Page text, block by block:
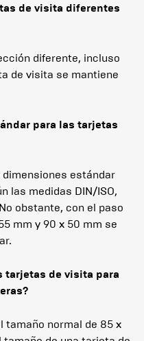
de visita diferentes
diferente, incluso
de visita se mantiene
para las tarjetas
estándar
las medidas DIN/ISO,
obstante, con el paso
mm y 90 x 50 mm se
tarjetas de visita para
tamaño normal de 85 x